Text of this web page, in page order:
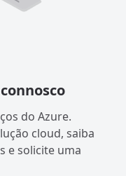
do Azure.
cloud, saiba
e solicite uma